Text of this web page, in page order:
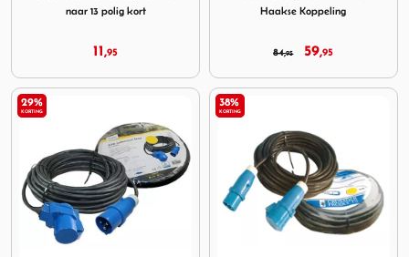
naar 13 polig kort
11,95
Haakse Koppeling
84,95 59,95
29%
KORTING
38%
KORTING